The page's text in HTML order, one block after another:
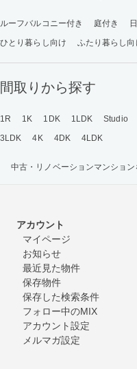
ルーフバルコニー付き 庭付き
ひとり暮らし向け
ふたり暮らし向
間取りから探す
1R 1K 1DK 1LDK Studio
3LDK
4K 4DK 4LDK
中古・リノベーションマンショ
アカウント
マイページ
お知らせ
最近見た物件
保存物件
保存した検索条件
フォロー中のMIX
アカウント設定
メルマガ設定